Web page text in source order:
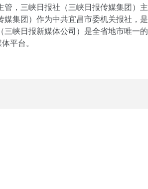
，三峡日报社（三峡日报传媒集团）主
集团）作为中共宜昌市委机关报社，是
峡日报新媒体公司）是全省地市唯一的
平台。